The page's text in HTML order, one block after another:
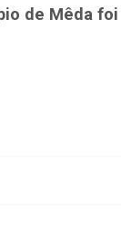
de Mêda